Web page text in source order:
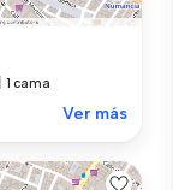
1 cama
Ver más